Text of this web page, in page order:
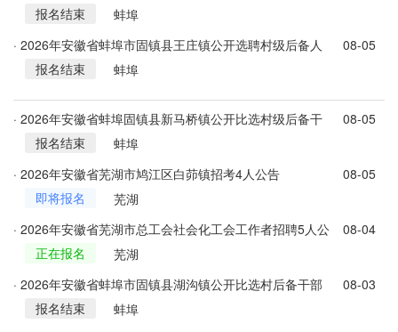
25名公告
报名结束
蚌埠
· 2026年安徽省蚌埠市固镇县王庄镇公开选聘村级后备人
才8人公告
08-05
报名结束
蚌埠
· 2026年安徽省蚌埠固镇县新马桥镇公开比选村级后备干
部17名公告
08-05
报名结束
蚌埠
· 2026年安徽省芜湖市鸠江区白茆镇招考4人公告
08-05
即将报名
芜湖
· 2026年安徽省芜湖市总工会社会化工会工作者招聘5人公
08-04
正在报名
芜湖
· 2026年安徽省蚌埠市固镇县湖沟镇公开比选村后备干部
的公告
08-03
报名结束
蚌埠